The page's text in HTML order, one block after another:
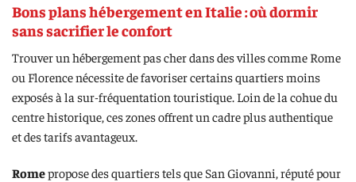
Bons plans hébergement en Italie : où dormir
sans sacrifier le confort
Trouver un hébergement pas cher dans des villes comme Rome
ou Florence nécessite de favoriser certains quartiers moins
exposés à la sur-fréquentation touristique. Loin de la cohue du
centre historique, ces zones offrent un cadre plus authentique
et des tarifs avantageux.
Romepropose des quartiers tels que San Giovanni, réputé pour